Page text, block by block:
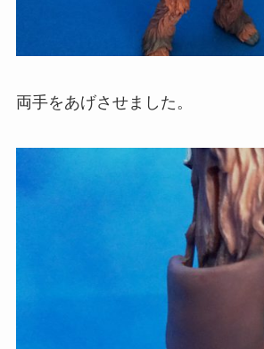
両手をあげさせました。